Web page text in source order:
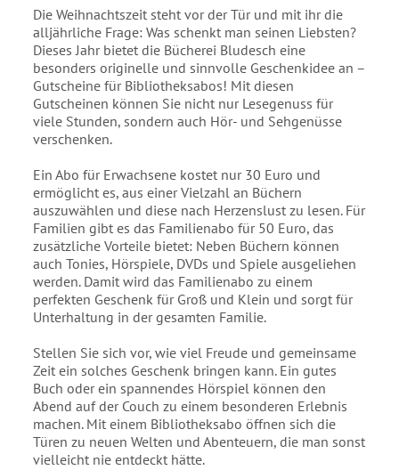
Die Weihnachtszeit steht vor der Tür und mit ihr die
alljährliche Frage: Was schenkt man seinen Liebsten?
Dieses Jahr bietet die Bücherei Bludesch eine
besonders originelle und sinnvolle Geschenkidee an –
Gutscheine für Bibliotheksabos! Mit diesen
Gutscheinen können Sie nicht nur Lesegenuss für
viele Stunden, sondern auch Hör- und Sehgenüsse
verschenken.
Ein Abo für Erwachsene kostet nur 30 Euro und
ermöglicht es, aus einer Vielzahl an Büchern
auszuwählen und diese nach Herzenslust zu lesen. Für
Familien gibt es das Familienabo für 50 Euro, das
zusätzliche Vorteile bietet: Neben Büchern können
auch Tonies, Hörspiele, DVDs und Spiele ausgeliehen
werden. Damit wird das Familienabo zu einem
perfekten Geschenk für Groß und Klein und sorgt für
Unterhaltung in der gesamten Familie.
Stellen Sie sich vor, wie viel Freude und gemeinsame
Zeit ein solches Geschenk bringen kann. Ein gutes
Buch oder ein spannendes Hörspiel können den
Abend auf der Couch zu einem besonderen Erlebnis
machen. Mit einem Bibliotheksabo öffnen sich die
Türen zu neuen Welten und Abenteuern, die man sonst
vielleicht nie entdeckt hätte.